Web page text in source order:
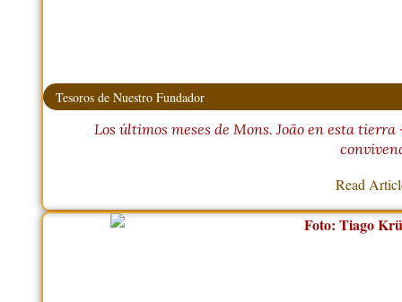
Tesoros de Nuestro Fundador
Los últimos meses de Mons. João en esta
Read